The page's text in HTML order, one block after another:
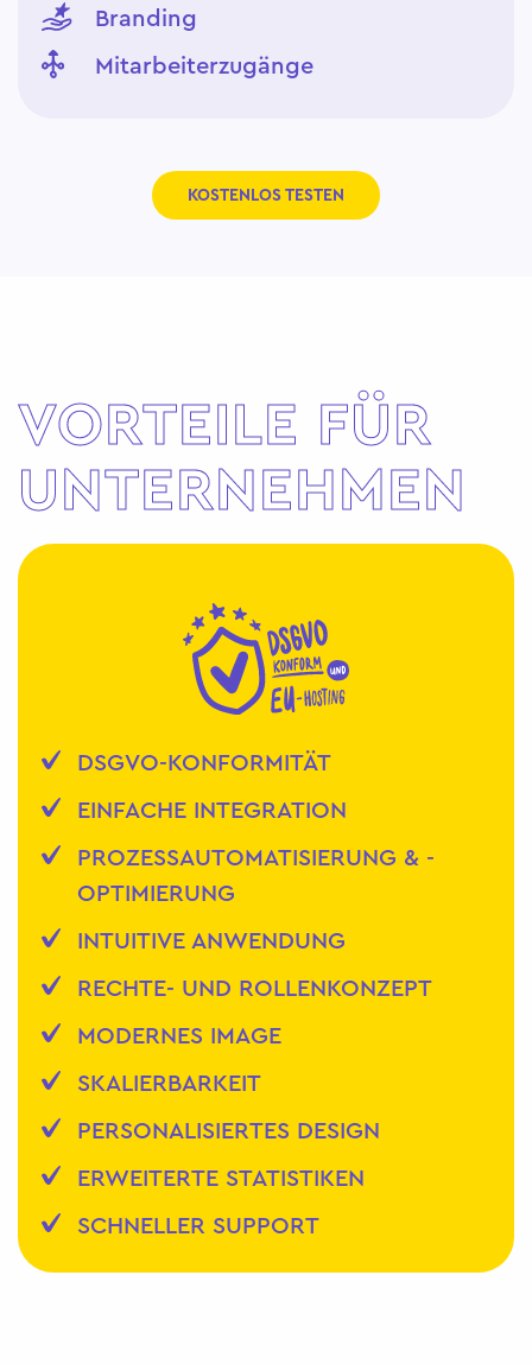
Branding
Mitarbeiterzugänge
KOSTENLOS TESTEN
VORTEILE FÜR
UNTERNEHMEN
DSGVO-KONFORMITÄT
EINFACHE INTEGRATION
PROZESSAUTOMATISIERUNG & -
OPTIMIERUNG
INTUITIVE ANWENDUNG
RECHTE- UND ROLLENKONZEPT
MODERNES IMAGE
SKALIERBARKEIT
PERSONALISIERTES DESIGN
ERWEITERTE STATISTIKEN
SCHNELLER SUPPORT